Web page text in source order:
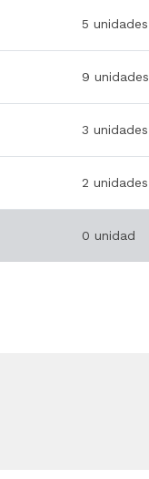
5 unidades
9 unidades
3 unidades
2 unidades
0 unidad